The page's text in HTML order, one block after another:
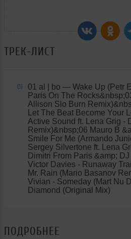
ТРЕК-ЛИСТ
01 01 al | bo — Wake Up (Petr
Paris On The
Allison Slo Burn
Let The Beat Become Your
Active Sound ft. Lena Grig -
Remix)&nbsp;06 Mauro B
Smile For Me (Armando
Sergey Silvertone ft. Lena
Dimitri From Paris &amp;
Victor Davies - Runaway
Mr. Rain (Mario Basanov
Vivian - Someday (Mart Nu
Diamond (Original Mix)
ПОДРОБНЕЕ